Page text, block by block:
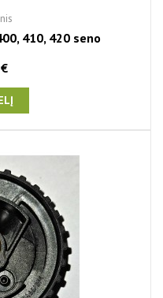
410, 420 seno